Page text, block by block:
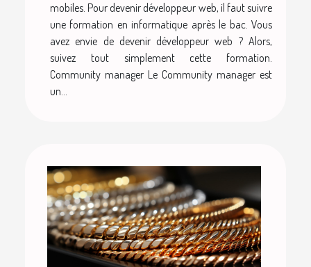
mobiles. Pour devenir développeur web, il faut suivre
une formation en informatique après le bac. Vous
avez envie de devenir développeur web ? Alors,
suivez tout simplement cette formation.
Community manager Le Community manager est
un...